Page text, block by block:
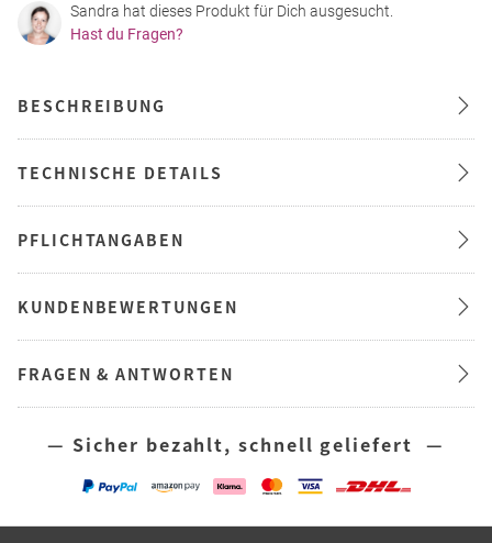
Sandra hat dieses Produkt für Dich ausgesucht.
Hast du Fragen?
BESCHREIBUNG
TECHNISCHE DETAILS
PFLICHTANGABEN
KUNDENBEWERTUNGEN
FRAGEN & ANTWORTEN
— Sicher bezahlt, schnell geliefert —